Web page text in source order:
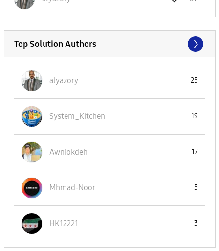
Top Solution Authors
alyazory 25
System_Kitchen 19
Awniokdeh 17
Mhmad-Noor 5
HK12221 3